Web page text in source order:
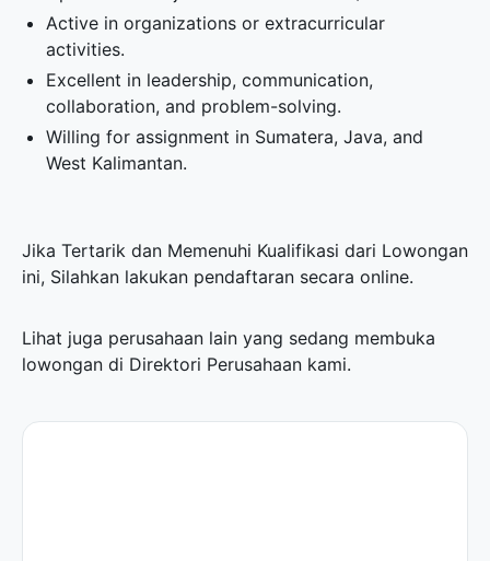
Active in organizations or extracurricular
activities.
Excellent in leadership, communication,
collaboration, and problem-solving.
Willing for assignment in Sumatera, Java, and
West Kalimantan.
Jika Tertarik dan Memenuhi Kualifikasi dari Lowongan
ini, Silahkan lakukan pendaftaran secara online.
Lihat juga perusahaan lain yang sedang membuka
lowongan di Direktori Perusahaan kami.